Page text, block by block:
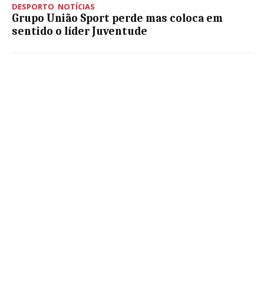
DESPORTO, NOTÍCIAS
Grupo União Sport perde mas coloca em
sentido o líder Juventude